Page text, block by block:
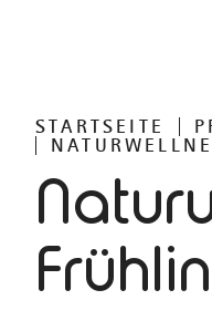
STARTSEITE